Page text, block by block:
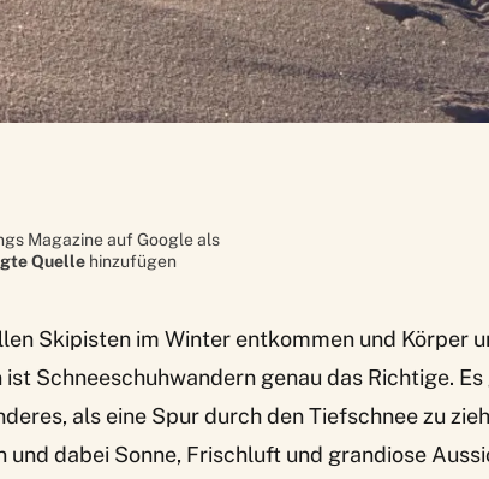
Magazine auf Google als
Quelle hinzufügen
Skipisten im Winter entkommen und Körper
Schneeschuhwandern genau das Richtige.
als eine Spur durch den Tiefschnee zu
und dabei Sonne, Frischluft und grandiose